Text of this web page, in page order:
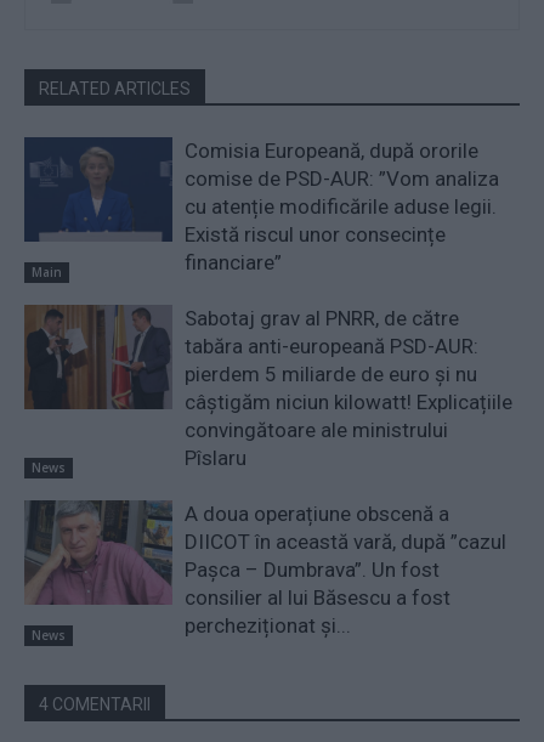
RELATED ARTICLES
Main
Comisia Europeană, după ororile
comise de PSD-AUR: ”Vom analiza
cu atenție modificările aduse legii.
Există riscul unor consecințe
financiare”
News
Sabotaj grav al PNRR, de către
tabăra anti-europeană PSD-AUR:
pierdem 5 miliarde de euro și nu
câștigăm niciun kilowatt! Explicațiile
convingătoare ale ministrului
Pîslaru
News
A doua operațiune obscenă a
DIICOT în această vară, după ”cazul
Pașca – Dumbrava”. Un fost
consilier al lui Băsescu a fost
percheziționat și...
4 COMENTARII